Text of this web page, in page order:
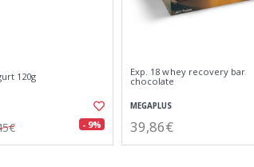
120g
- 9%
Exp. 18 whey recovery bar
chocolate
MEGAPLUS
39,86€